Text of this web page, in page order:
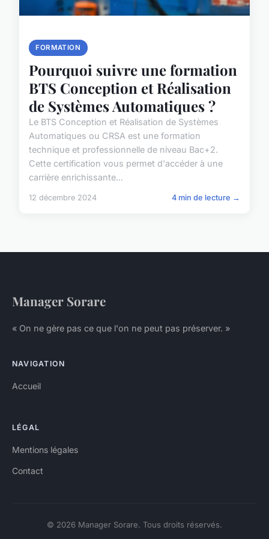
FORMATION
Pourquoi suivre une formation
BTS Conception et Réalisation
de Systèmes Automatiques ?
Le BTS Conception et Réalisation de Systèmes
Automatiques ou CRSA est une formation
technique et professionnelle de niveau Bac+2.
Cette certification vous permet d'accéder à une
carrière enrichissante...
12 décembre 2024 4 min de lecture →
Manager Sorare
« On ne gère pas ce que l'on ne peut pas préserver. »
NAVIGATION
Accueil
LÉGAL
Mentions légales
Contact
© 2026 Manager Sorare. Tous droits réservés.